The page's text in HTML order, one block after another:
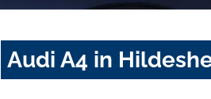
Audi A4 in